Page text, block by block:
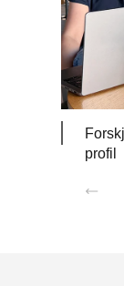
profil